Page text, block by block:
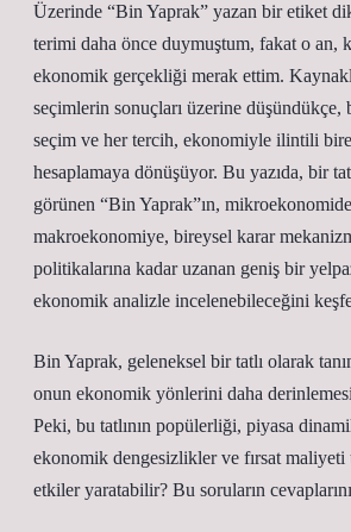
Üzerinde “Bin Yaprak” yazan bir etiket
terimi daha önce duymuştum, fakat o an,
ekonomik gerçekliği merak ettim.
seçimlerin sonuçları üzerine düşündükçe,
seçim ve her tercih, ekonomiyle ilintili
hesaplamaya dönüşüyor. Bu yazıda, bir
görünen “Bin Yaprak”ın,
makroekonomiye, bireysel karar
politikalarına kadar uzanan geniş bir
ekonomik analizle incelenebileceğini
Bin Yaprak, geleneksel bir tatlı olarak
onun ekonomik yönlerini daha
Peki, bu tatlının popülerliği, piyasa
ekonomik dengesizlikler ve fırsat maliyeti
etkiler yaratabilir? Bu soruların